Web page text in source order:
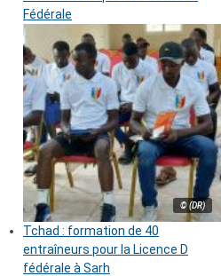
Fédérale
© (DR)
Tchad : formation de 40
entraîneurs pour la Licence D
fédérale à Sarh